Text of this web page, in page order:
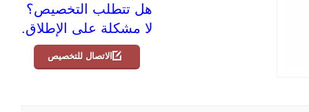
هل تتطلب التخصيص؟
لا مشكلة على الإطلاق.
الاتصال للتخصيص